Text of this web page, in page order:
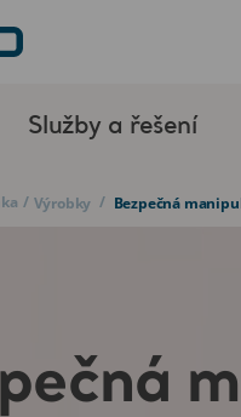
Služby a řešení
/ Výrobky / Bezpečná